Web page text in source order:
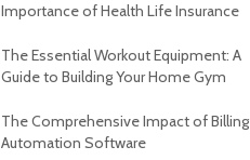
Importance of Health Life Insurance
The Essential Workout Equipment: A
Guide to Building Your Home Gym
The Comprehensive Impact of Billing
Automation Software